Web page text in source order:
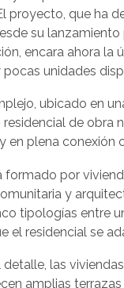
proyecto, que ha
su
encara ahora la
unidades
ubicado en
de obra
en plena conexión
formado por
y
tipologías entre
el residencial se
detalle, las
amplias